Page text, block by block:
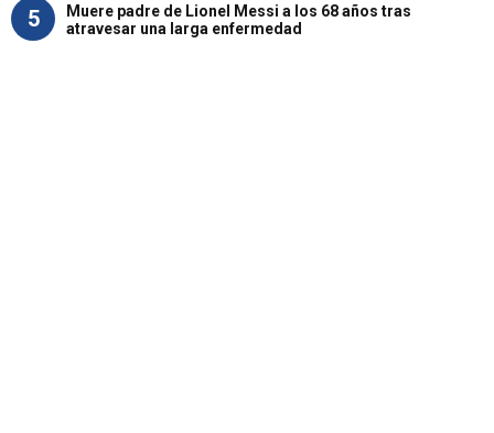
5
Muere padre de Lionel Messi a los 68 años tras
atravesar una larga enfermedad